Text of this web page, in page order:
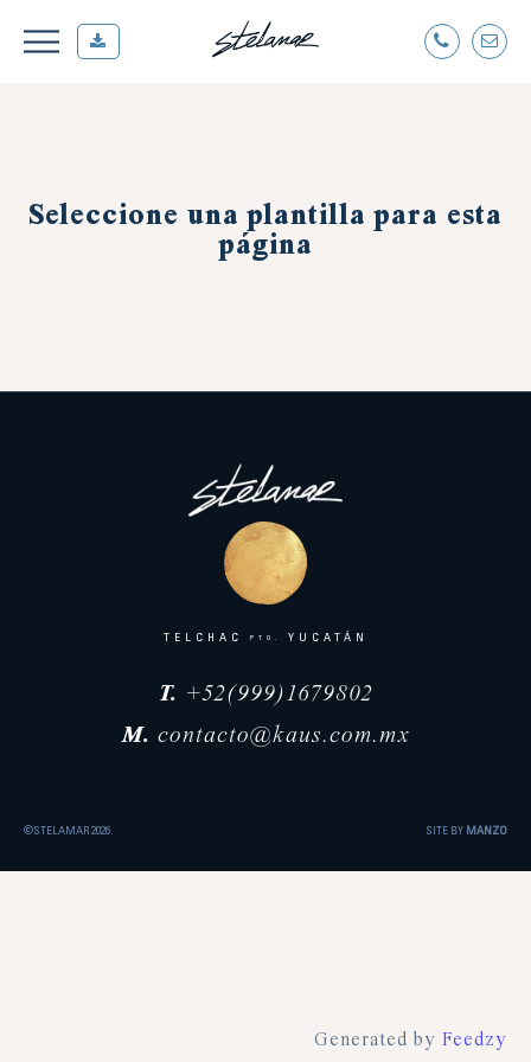
Seleccione una plantilla para esta
página
TELCHAC PTO. YUCATÁN
T. +52(999)1679802
M. contacto@kaus.com.mx
©STELAMAR 2026. SITE BY MANZO
Generated by Feedzy